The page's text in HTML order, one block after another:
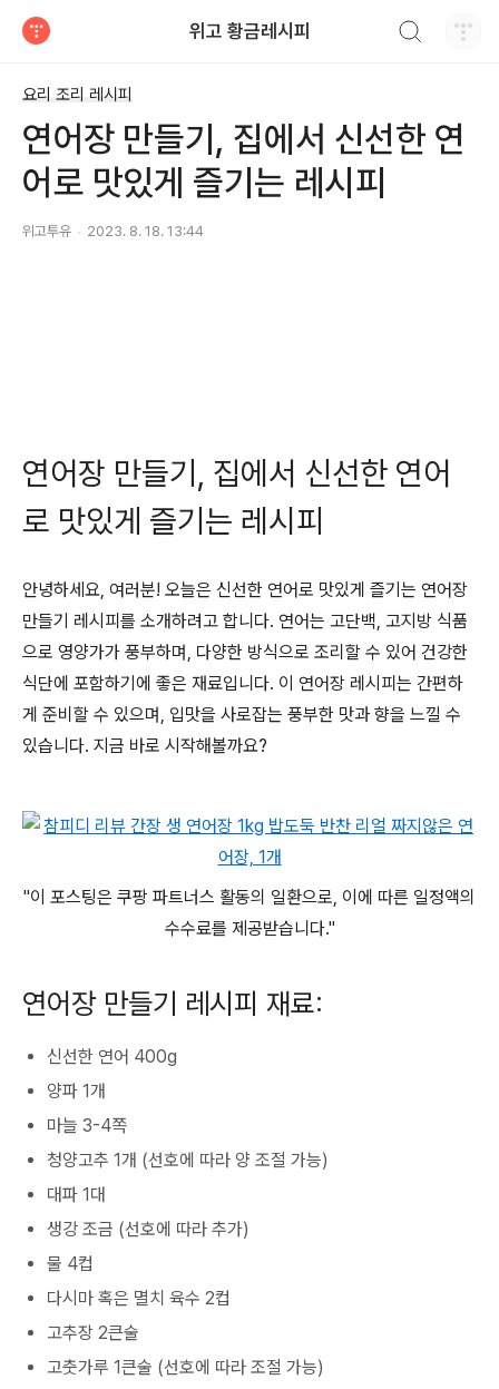
위고 황금레시피
요리 조리 레시피
연어장 만들기, 집에서 신선한 연
어로 맛있게 즐기는 레시피
위고투유 2023. 8. 18. 13:44
연어장 만들기, 집에서 신선한 연어
로 맛있게 즐기는 레시피
안녕하세요, 여러분! 오늘은 신선한 연어로 맛있게 즐기는 연어장
만들기 레시피를 소개하려고 합니다. 연어는 고단백, 고지방 식품
으로 영양가가 풍부하며, 다양한 방식으로 조리할 수 있어 건강한
식단에 포함하기에 좋은 재료입니다. 이 연어장 레시피는 간편하
게 준비할 수 있으며, 입맛을 사로잡는 풍부한 맛과 향을 느낄 수
있습니다. 지금 바로 시작해볼까요?
"이 포스팅은 쿠팡 파트너스 활동의 일환으로, 이에 따른 일정액의
수수료를 제공받습니다."
연어장 만들기 레시피 재료:
신선한 연어 400g
양파 1개
마늘 3-4쪽
청양고추 1개 (선호에 따라 양 조절 가능)
대파 1대
생강 조금 (선호에 따라 추가)
물 4컵
다시마 혹은 멸치 육수 2컵
고추장 2큰술
고춧가루 1큰술 (선호에 따라 조절 가능)